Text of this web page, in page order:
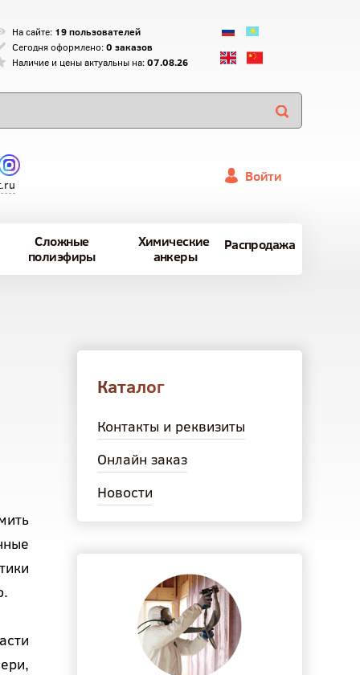
На сайте: 19 пользователей
Сегодня оформлено:0 заказов
Наличие и цены актуальны на:07.08.26
Войти
Сложные
полиэфиры
Химические
анкеры
Распродажа
Каталог
Контакты и реквизиты
Онлайн заказ
Новости